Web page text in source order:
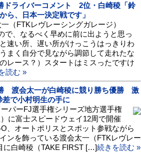
ドライバーコメント 2位・白崎稜「鈴
ら、日本一決定戦です」
（FTKレヴレーシングガレージ）
で、なるべく早めに前に出ようと思っ
速い所、遅い所がけっこうはっきりわ
まく自分で見ながら調節して走れたな
レース？）スタートはミスったですけ
読む »
渡会太一が白崎稜に競り勝ち優勝 激
で小村明生の手に
パーFJ選手権シリーズ地方選手権
に富士スピードウェイ12周で開催
、オートポリスとスポット参戦ながら
ンを飾っている渡会太一（FTKレヴレー
に白崎稜（TAKE FIRST […]続きを読む »